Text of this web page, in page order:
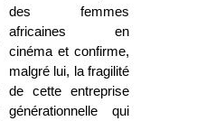
des femmes
africaines en
cinéma et confirme,
malgré lui, la fragilité
de cette entreprise
générationnelle qui